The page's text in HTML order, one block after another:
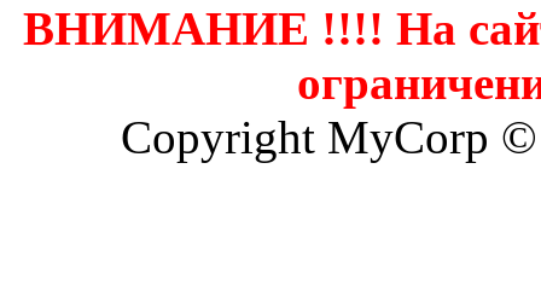
ВНИМАНИЕ !!!! На
Copyright MyCorp